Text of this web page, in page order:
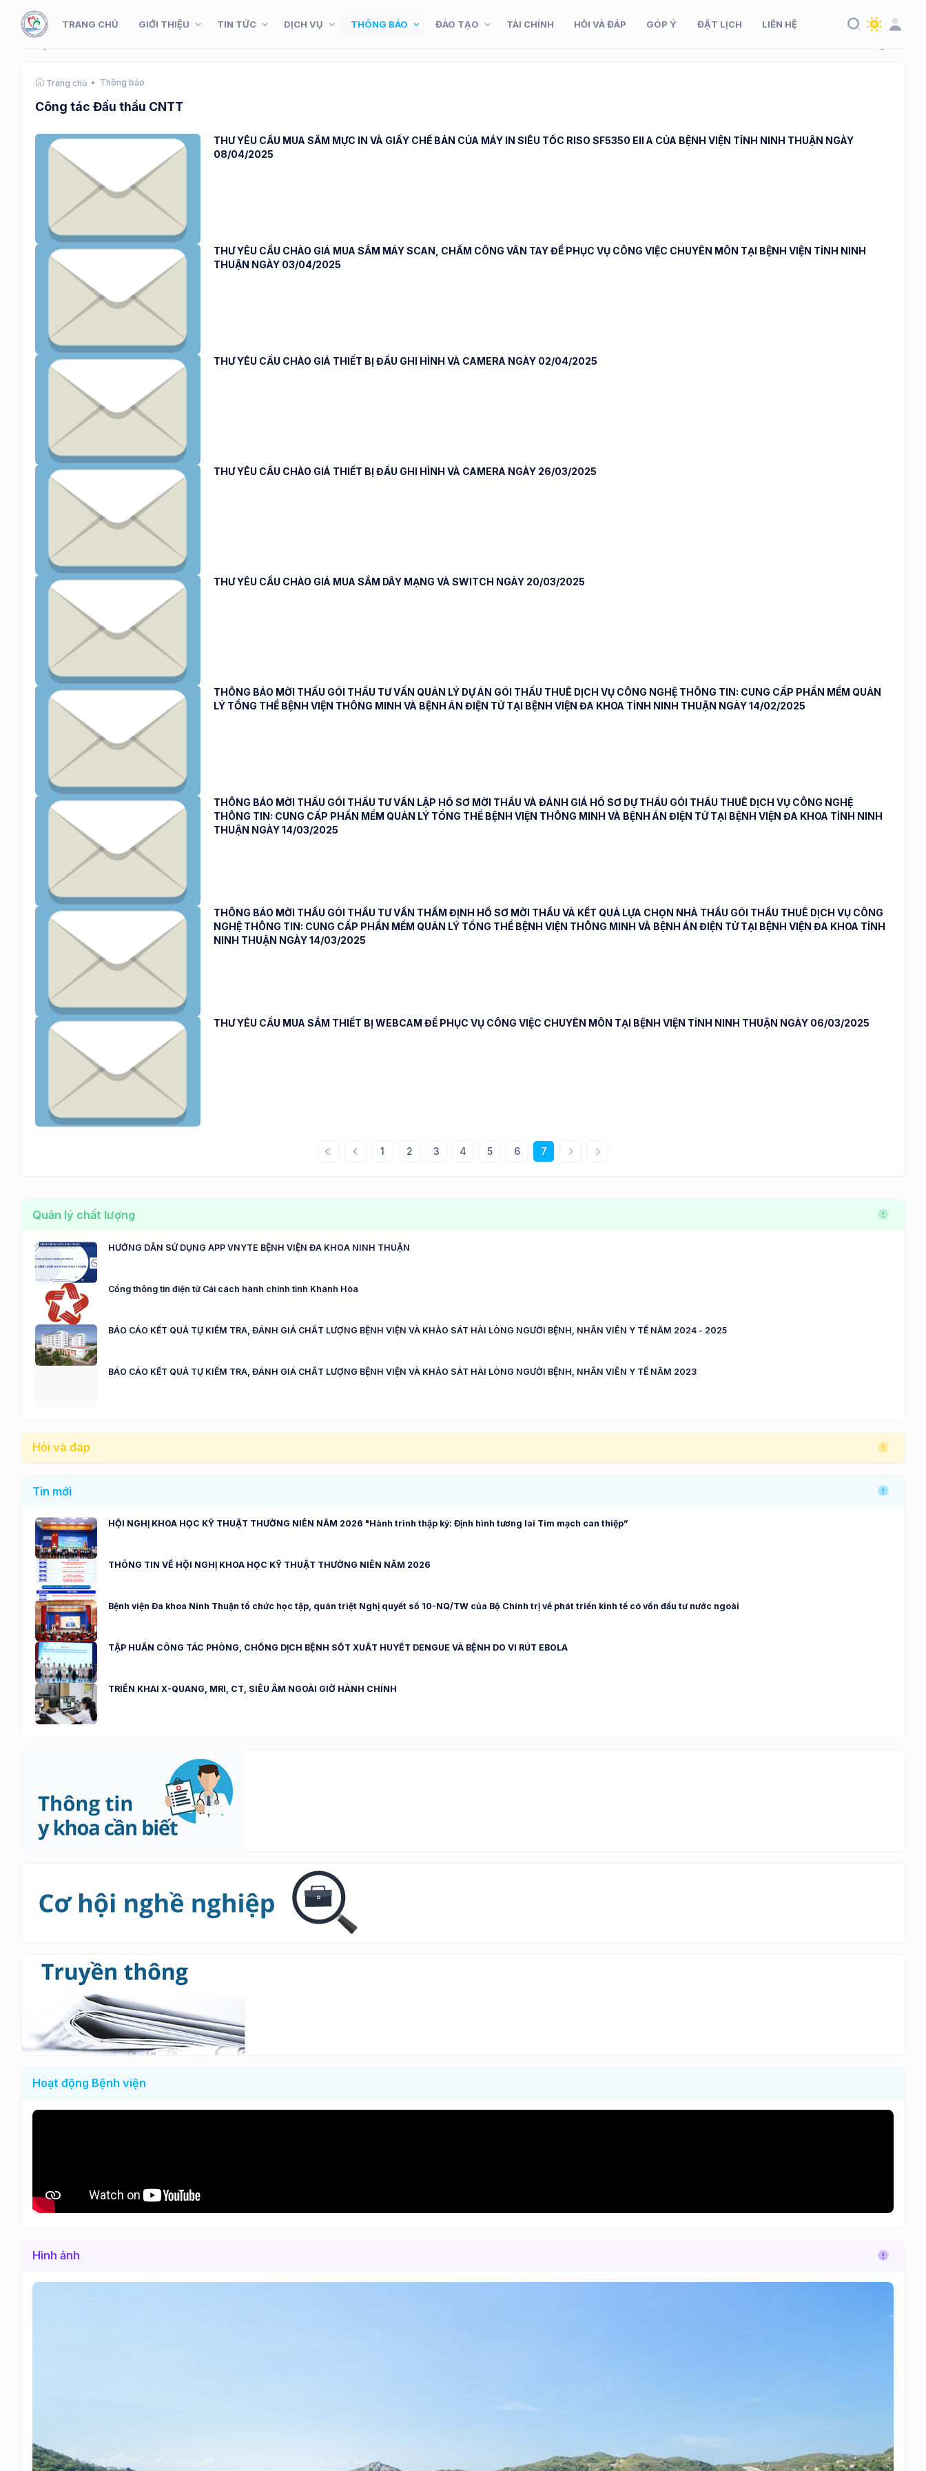
TRANG CHỦ GIỚI THIỆU TIN TỨC DỊCH VỤ THÔNG BÁO ĐÀO TẠO TÀI CHÍNH HỎI VÀ ĐÁP GÓP Ý ĐẶT LỊCH LIÊN HỆ
Trang chủ Thông báo
Công tác Đấu thầu CNTT
THƯ YÊU CẦU MUA SẮM MỰC IN VÀ GIẤY CHẾ BẢN CỦA MÁY IN SIÊU TỐC RISO SF5350 EII A CỦA BỆNH VIỆN TỈNH NINH THUẬN NGÀY
08/04/2025
THƯ YÊU CẦU CHÀO GIÁ MUA SẮM MÁY SCAN, CHẤM CÔNG VÂN TAY ĐỂ PHỤC VỤ CÔNG VIỆC CHUYÊN MÔN TẠI BỆNH VIỆN TỈNH NINH
THUẬN NGÀY 03/04/2025
THƯ YÊU CẦU CHÀO GIÁ THIẾT BỊ ĐẦU GHI HÌNH VÀ CAMERA NGÀY 02/04/2025
THƯ YÊU CẦU CHÀO GIÁ THIẾT BỊ ĐẦU GHI HÌNH VÀ CAMERA NGÀY 26/03/2025
THƯ YÊU CẦU CHÀO GIÁ MUA SẮM DÂY MẠNG VÀ SWITCH NGÀY 20/03/2025
THÔNG BÁO MỜI THẦU GÓI THẦU TƯ VẤN QUẢN LÝ DỰ ÁN GÓI THẦU THUÊ DỊCH VỤ CÔNG NGHỆ THÔNG TIN: CUNG CẤP PHẦN MỀM QUẢN
LÝ TỔNG THỂ BỆNH VIỆN THÔNG MINH VÀ BỆNH ÁN ĐIỆN TỬ TẠI BỆNH VIỆN ĐA KHOA TỈNH NINH THUẬN NGÀY 14/02/2025
THÔNG BÁO MỜI THẦU GÓI THẦU TƯ VẤN LẬP HỒ SƠ MỜI THẦU VÀ ĐÁNH GIÁ HỒ SƠ DỰ THẦU GÓI THẦU THUÊ DỊCH VỤ CÔNG NGHỆ
THÔNG TIN: CUNG CẤP PHẦN MỀM QUẢN LÝ TỔNG THỂ BỆNH VIỆN THÔNG MINH VÀ BỆNH ÁN ĐIỆN TỬ TẠI BỆNH VIỆN ĐA KHOA TỈNH NINH
THUẬN NGÀY 14/03/2025
THÔNG BÁO MỜI THẦU GÓI THẦU TƯ VẤN THẨM ĐỊNH HỒ SƠ MỜI THẦU VÀ KẾT QUẢ LỰA CHỌN NHÀ THẦU GÓI THẦU THUÊ DỊCH VỤ CÔNG
NGHỆ THÔNG TIN: CUNG CẤP PHẦN MỀM QUẢN LÝ TỔNG THỂ BỆNH VIỆN THÔNG MINH VÀ BỆNH ÁN ĐIỆN TỬ TẠI BỆNH VIỆN ĐA KHOA TỈNH
NINH THUẬN NGÀY 14/03/2025
THƯ YÊU CẦU MUA SẮM THIẾT BỊ WEBCAM ĐỂ PHỤC VỤ CÔNG VIỆC CHUYÊN MÔN TẠI BỆNH VIỆN TỈNH NINH THUẬN NGÀY 06/03/2025
1 2 3 4 5 6 7
Quản lý chất lượng
HƯỚNG DẪN SỬ DỤNG APP VNYTE BỆNH VIỆN ĐA KHOA NINH THUẬN
Cổng thông tin điện tử Cải cách hành chính tỉnh Khánh Hòa
BÁO CÁO KẾT QUẢ TỰ KIỂM TRA, ĐÁNH GIÁ CHẤT LƯỢNG BỆNH VIỆN VÀ KHẢO SÁT HÀI LÒNG NGƯỜI BỆNH, NHÂN VIÊN Y TẾ NĂM 2024 - 2025
BÁO CÁO KẾT QUẢ TỰ KIỂM TRA, ĐÁNH GIÁ CHẤT LƯỢNG BỆNH VIỆN VÀ KHẢO SÁT HÀI LÒNG NGƯỜI BỆNH, NHÂN VIÊN Y TẾ NĂM 2023
Hỏi và đáp
Tin mới
HỘI NGHỊ KHOA HỌC KỸ THUẬT THƯỜNG NIÊN NĂM 2026 "Hành trình thập kỷ: Định hình tương lai Tim mạch can thiệp”
THÔNG TIN VỀ HỘI NGHỊ KHOA HỌC KỸ THUẬT THƯỜNG NIÊN NĂM 2026
Bệnh viện Đa khoa Ninh Thuận tổ chức học tập, quán triệt Nghị quyết số 10-NQ/TW của Bộ Chính trị về phát triển kinh tế có vốn đầu tư nước ngoài
TẬP HUẤN CÔNG TÁC PHÒNG, CHỐNG DỊCH BỆNH SỐT XUẤT HUYẾT DENGUE VÀ BỆNH DO VI RÚT EBOLA
TRIỂN KHAI X-QUANG, MRI, CT, SIÊU ÂM NGOÀI GIỜ HÀNH CHÍNH
Hoạt động Bệnh viện
Hình ảnh